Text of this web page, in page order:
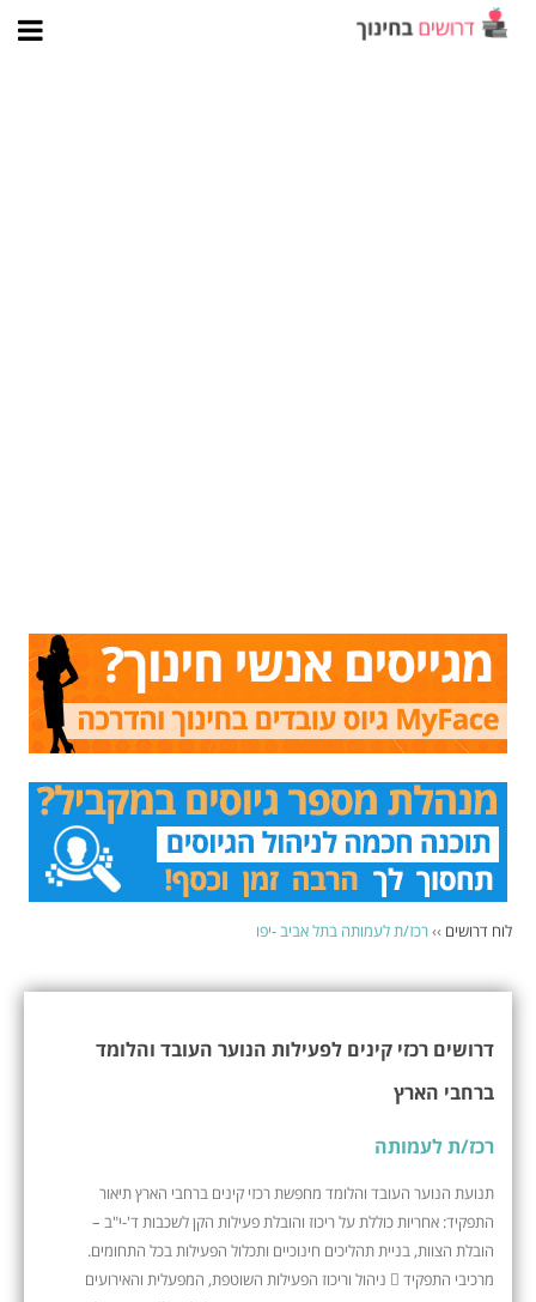
לוח דרושים ››רכז/ת לעמותה בתל אביב -יפו
דרושים רכזי קינים לפעילות הנוער העובד והלומד
ברחבי הארץ
רכז/ת לעמותה
תנועת הנוער העובד והלומד מחפשת רכזי קינים ברחבי הארץ תיאור
התפקיד: אחריות כוללת על ריכוז והובלת פעילות הקן לשכבות ד'-י"ב –
הובלת הצוות, בניית תהליכים חינוכיים ותכלול הפעילות בכל התחומים.
מרכיבי התפקיד  ניהול וריכוז הפעילות השוטפת, המפעלית והאירועים